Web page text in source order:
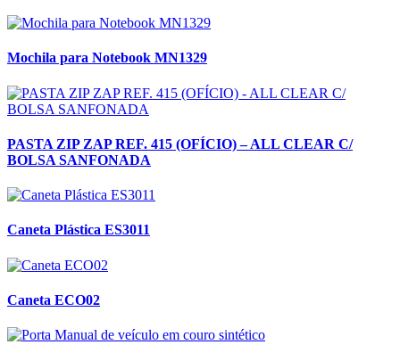
Mochila para Notebook MN1329
PASTA ZIP ZAP REF. 415 (OFÍCIO) – ALL CLEAR C/
BOLSA SANFONADA
Caneta Plástica ES3011
Caneta ECO02